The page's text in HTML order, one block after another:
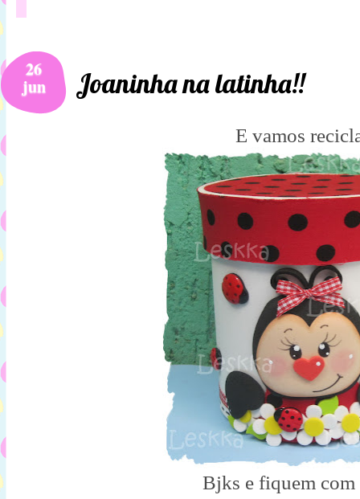
26
jun Joaninha na latinha!!
E vamos
Bjks e fiquem com